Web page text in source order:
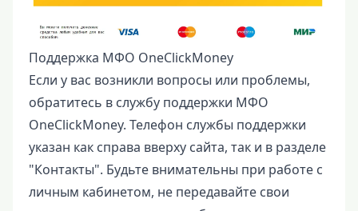
Поддержка МФО OneClickMoney
Если у вас возникли вопросы или проблемы,
обратитесь в службу поддержки МФО
OneClickMoney. Телефон службы поддержки
указан как справа вверху сайта, так и в разделе
"Контакты". Будьте внимательны при работе с
личным кабинетом, не передавайте свои